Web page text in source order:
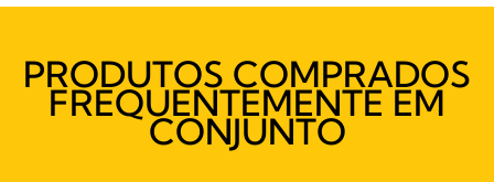
PRODUTOS COMPRADOS
FREQUENTEMENTE EM
CONJUNTO